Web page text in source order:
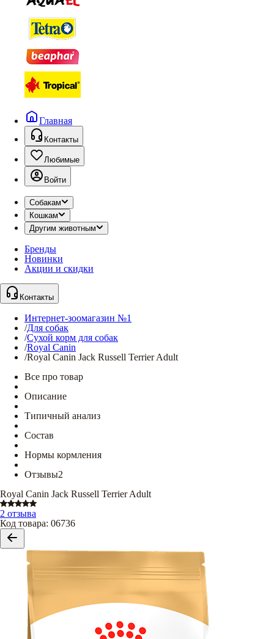
Главная
Контакты
Любимые
Войти
Собакам
Кошкам
Другим животным
Бренды
Новинки
Акции и скидки
Контакты
Интернет-зоомагазин №1
/Для собак
/Сухой корм для собак
/Royal Canin
/Royal Canin Jack Russell Terrier Adult
Все про товар
Описание
Типичный анализ
Состав
Нормы кормления
Отзывы2
Royal Canin Jack Russell Terrier Adult
2 отзыва
Код товара: 06736